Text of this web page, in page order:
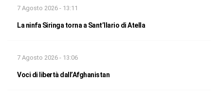
7 Agosto 2026 - 13:11
La ninfa Siringa torna a Sant’Ilario di Atella
7 Agosto 2026 - 13:06
Voci di libertà dall’Afghanistan